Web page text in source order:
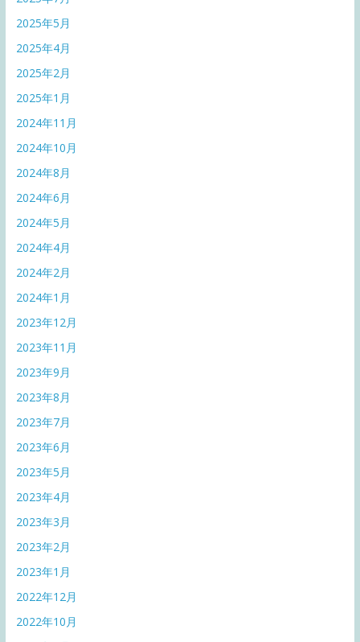
2025年5月
2025年4月
2025年2月
2025年1月
2024年11月
2024年10月
2024年8月
2024年6月
2024年5月
2024年4月
2024年2月
2024年1月
2023年12月
2023年11月
2023年9月
2023年8月
2023年7月
2023年6月
2023年5月
2023年4月
2023年3月
2023年2月
2023年1月
2022年12月
2022年10月